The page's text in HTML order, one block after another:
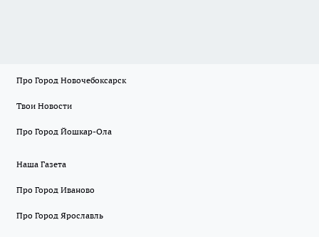
Про Город Новочебоксарск
Твои Новости
Про Город Йошкар-Ола
Наша Газета
Про Город Иваново
Про Город Ярославль